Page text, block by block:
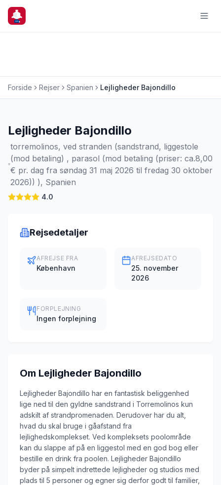
Forside Rejser Spanien Lejligheder Bajondillo
Charterrejse
Lejligheder Bajondillo
torremolinos, ved stranden (sandstrand, liggestole
(mod betaling) , parasol (mod betaling (priser: ca.8,00
€ pr. dag fra søndag 31 maj 2026 til fredag 30 oktober
2026)) ), Spanien
4.0
Rejsedetaljer
AFREJSE FRA
København
AFREJSEDATO
25. november
2026
FORPLEJNING
Ingen forplejning
Om Lejligheder Bajondillo
Lejligheder Bajondillo har en fantastisk beliggenhed
lige ned til den gyldne sandstrand i Torremolinos kun
adskilt af strandpromenaden. Derudover har du alt,
hvad du skal bruge i gåafstand fra
lejlighedskomplekset. Ved kompleksets poolområde
kan du slappe af på en liggestol med en god bog eller
bestille en drink fra poolen. Lejligheder Bajondillo
byder på simpelt indrettede lejligheder og studios med
plads til 5 personer og egner sig derfor godt til familier,